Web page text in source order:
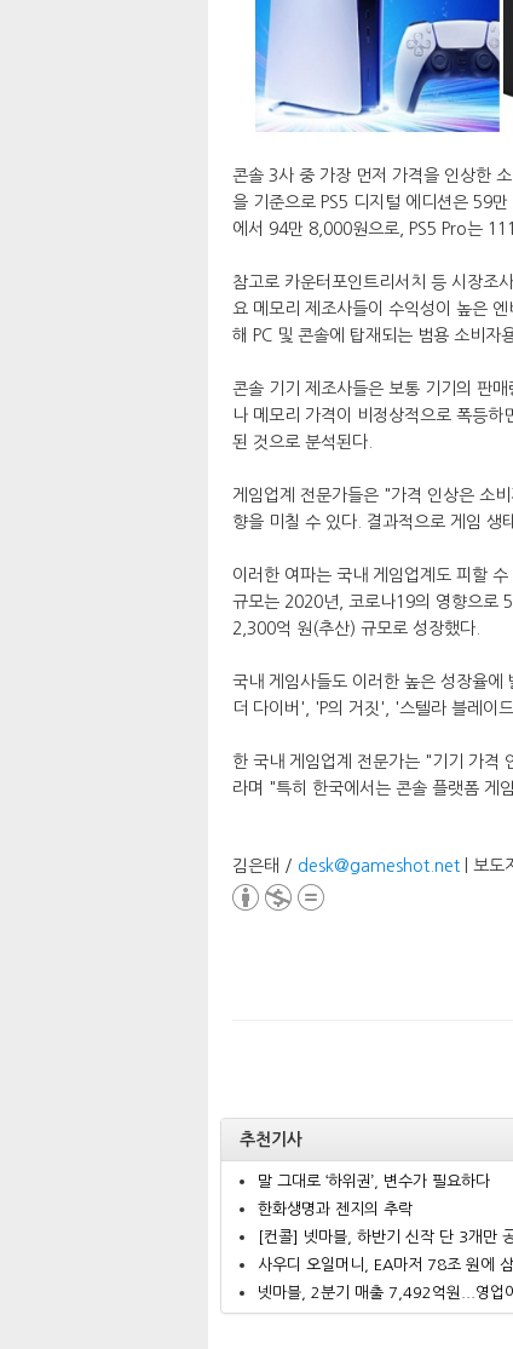
콘솔 3사 중 가장 먼저 가격을 인상한
을 기준으로 PS5 디지털 에디션은 59
에서 94만 8,000원으로, PS5 Pro는
참고로 카운터포인트리서치 등 시장조
요 메모리 제조사들이 수익성이 높은
해 PC 및 콘솔에 탑재되는 범용 소비자
콘솔 기기 제조사들은 보통 기기의 판
나 메모리 가격이 비정상적으로 폭등하
된 것으로 분석된다.
게임업계 전문가들은 "가격 인상은 소
향을 미칠 수 있다. 결과적으로 게임 생
이러한 여파는 국내 게임업계도 피할
규모는 2020년, 코로나19의 영향으로
2,300억 원(추산) 규모로 성장했다.
국내 게임사들도 이러한 높은 성장율
더 다이버', 'P의 거짓', '스텔라 블레이
한 국내 게임업계 전문가는 "기기 가격
라며 "특히 한국에서는 콘솔 플랫폼 게
김은태 / desk@gameshot.net | 보도
추천기사
말 그대로 ‘하위권’, 변수가 필요하다
한화생명과 젠지의 추락
[컨콜] 넷마블, 하반기 신작 단 3개만
사우디 오일머니, EA마저 78조 원에
넷마블, 2분기 매출 7,492억원...영업